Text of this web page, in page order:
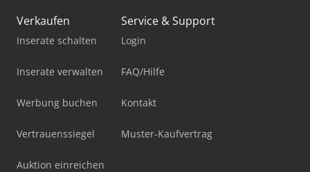
Verkaufen
Inserate schalten
Inserate verwalten
Werbung buchen
Vertrauenssiegel
Auktion einreichen
Service & Support
Login
FAQ/Hilfe
Kontakt
Muster-Kaufvertrag